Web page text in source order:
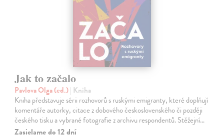
Jak to začalo
Pavlova Olga (ed.)| Kniha
Kniha představuje sérii rozhovorů s ruskými emigranty, které doplňují
komentáře autorky, citace z dobového československého či později
českého tisku a vybrané fotografie z archivu respondentů. Stěžejní…
Zasielame do 12 dní